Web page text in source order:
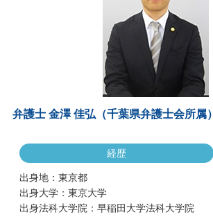
弁護士 金澤 佳弘（千葉県弁護士会所属）
経歴
出身地：東京都
出身大学：東京大学
出身法科大学院：早稲田大学法科大学院